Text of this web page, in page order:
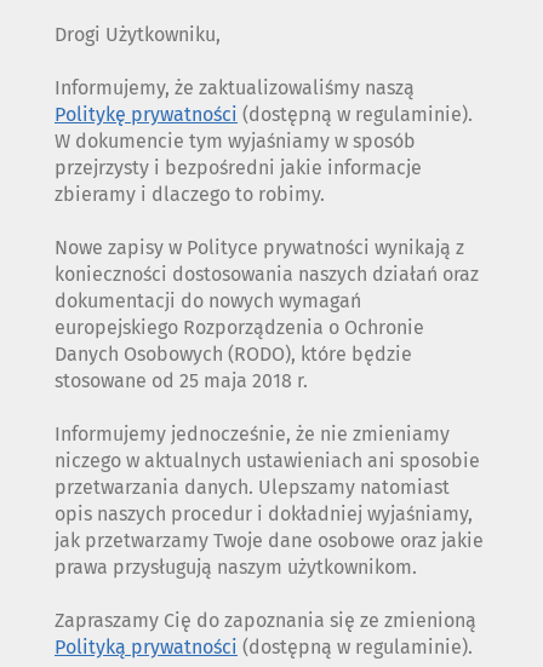
Drogi Użytkowniku,
Informujemy, że zaktualizowaliśmy naszą
Politykę prywatności (dostępną w regulaminie).
W dokumencie tym wyjaśniamy w sposób
przejrzysty i bezpośredni jakie informacje
zbieramy i dlaczego to robimy.
Nowe zapisy w Polityce prywatności wynikają z
konieczności dostosowania naszych działań oraz
dokumentacji do nowych wymagań
europejskiego Rozporządzenia o Ochronie
Danych Osobowych (RODO), które będzie
stosowane od 25 maja 2018 r.
Informujemy jednocześnie, że nie zmieniamy
niczego w aktualnych ustawieniach ani sposobie
przetwarzania danych. Ulepszamy natomiast
opis naszych procedur i dokładniej wyjaśniamy,
jak przetwarzamy Twoje dane osobowe oraz jakie
prawa przysługują naszym użytkownikom.
Zapraszamy Cię do zapoznania się ze zmienioną
Polityką prywatności (dostępną w regulaminie).